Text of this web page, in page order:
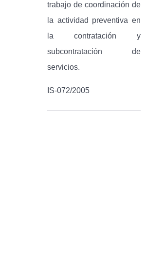
trabajo de coordinación de
la actividad preventiva en
la contratación y
subcontratación de
servicios.
IS-072/2005